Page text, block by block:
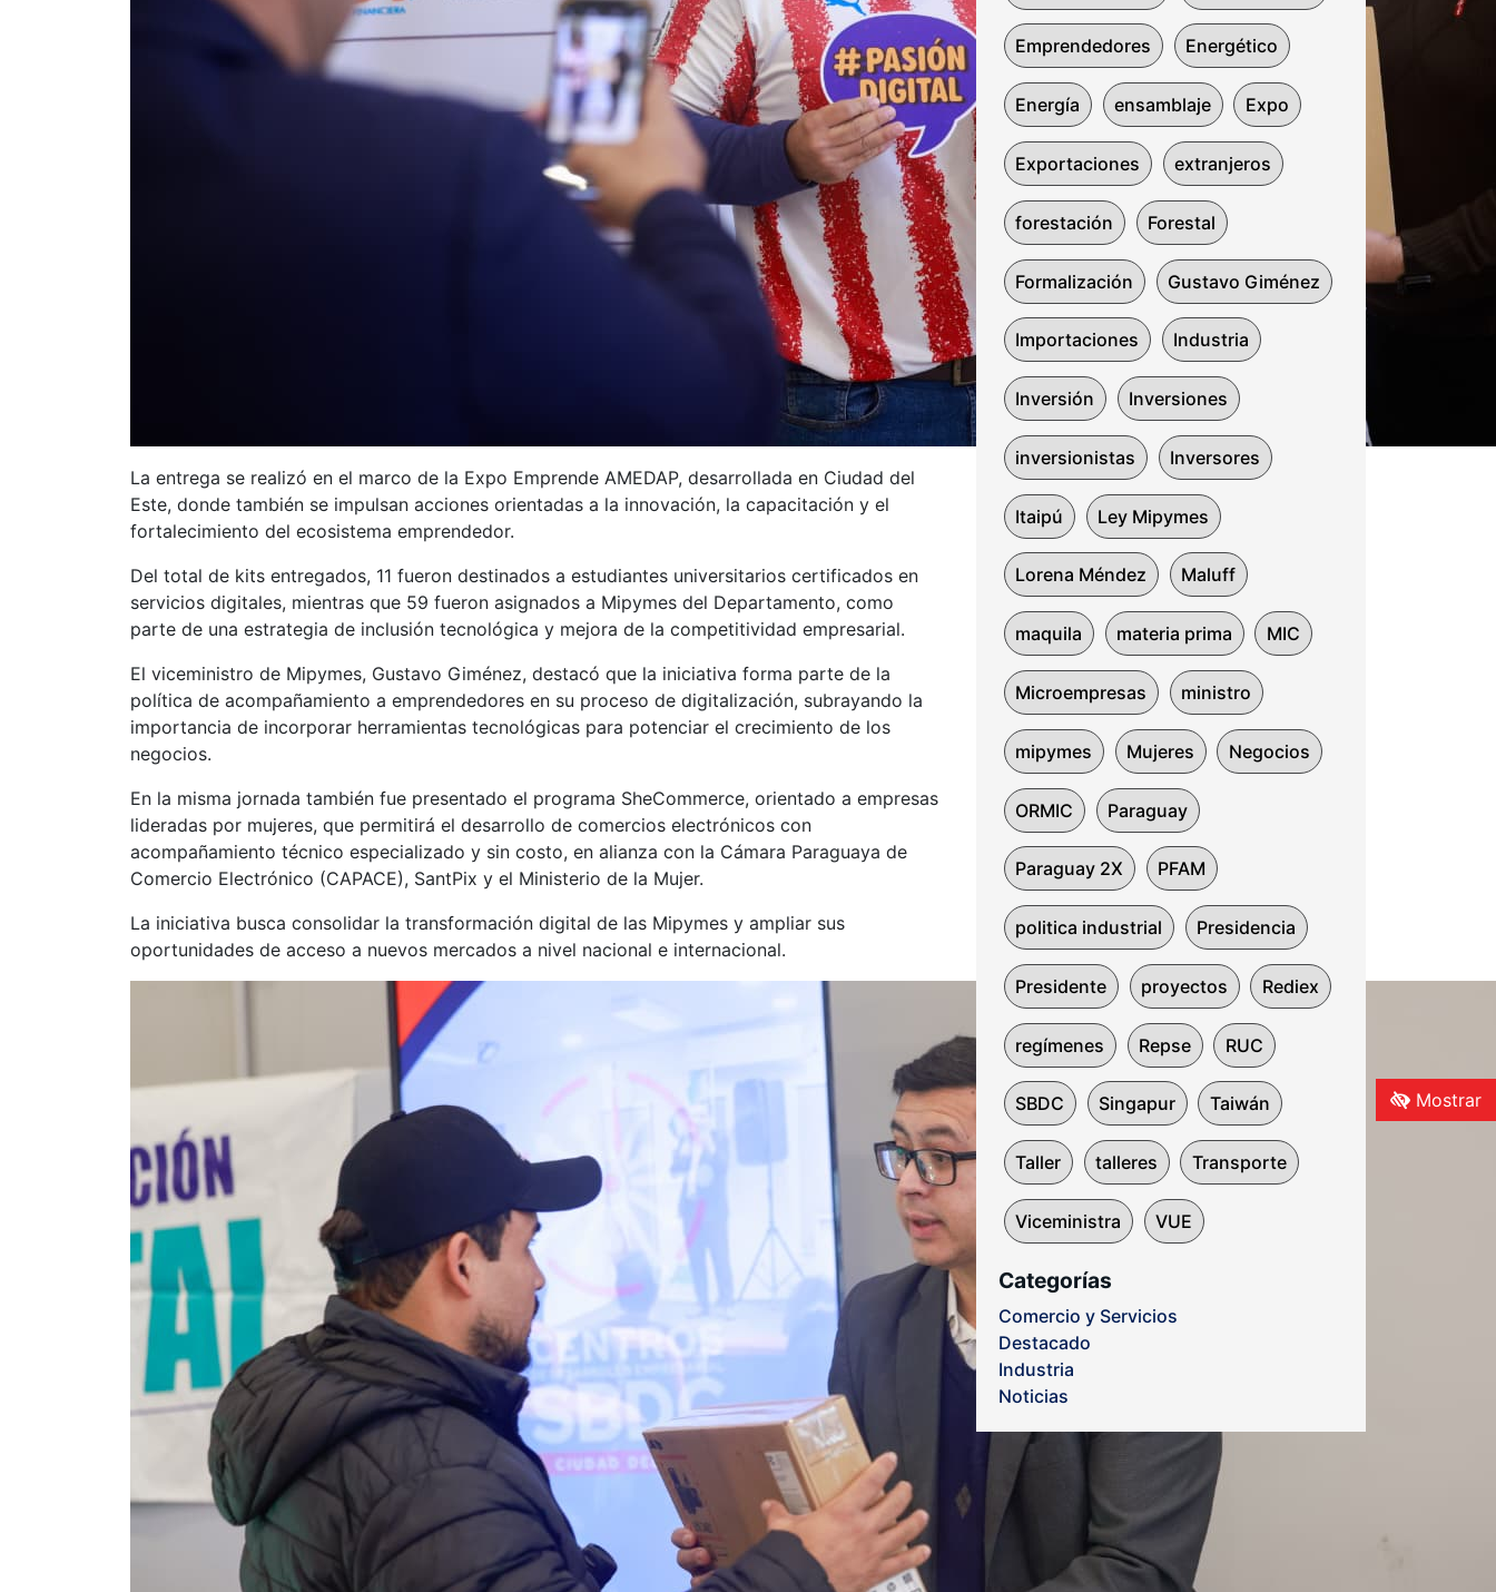
Mostrar
La entrega se realizó en el marco de la Expo Emprende AMEDAP, desarrollada en Ciudad del
Este, donde también se impulsan acciones orientadas a la innovación, la capacitación y el
fortalecimiento del ecosistema emprendedor.
Del total de kits entregados, 11 fueron destinados a estudiantes universitarios certificados en
servicios digitales, mientras que 59 fueron asignados a Mipymes del Departamento, como
parte de una estrategia de inclusión tecnológica y mejora de la competitividad empresarial.
El viceministro de Mipymes, Gustavo Giménez, destacó que la iniciativa forma parte de la
política de acompañamiento a emprendedores en su proceso de digitalización, subrayando la
importancia de incorporar herramientas tecnológicas para potenciar el crecimiento de los
negocios.
En la misma jornada también fue presentado el programa SheCommerce, orientado a empresas
lideradas por mujeres, que permitirá el desarrollo de comercios electrónicos con
acompañamiento técnico especializado y sin costo, en alianza con la Cámara Paraguaya de
Comercio Electrónico (CAPACE), SantPix y el Ministerio de la Mujer.
La iniciativa busca consolidar la transformación digital de las Mipymes y ampliar sus
oportunidades de acceso a nuevos mercados a nivel nacional e internacional.
Emprendedores Energético
Energía ensamblaje Expo
Exportaciones extranjeros
forestación Forestal
Formalización Gustavo Giménez
Importaciones Industria
Inversión Inversiones
inversionistas Inversores
Itaipú Ley Mipymes
Lorena Méndez Maluff
maquila materia prima MIC
Microempresas ministro
mipymes Mujeres Negocios
ORMIC Paraguay
Paraguay 2X PFAM
politica industrial Presidencia
Presidente proyectos Rediex
regímenes Repse RUC
SBDC Singapur Taiwán
Taller talleres Transporte
Viceministra VUE
Categorías
Comercio y Servicios
Destacado
Industria
Noticias